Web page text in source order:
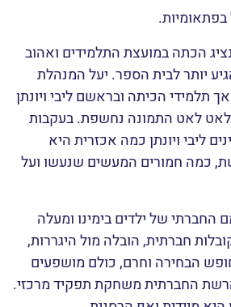
הכתה במועצת התלמידים ואהוב
יותר לבית הספר. יעל המנהלת
תלמידי הכיתה ובראשם ליבי ויונתן
לאט התמונה נחשפת. בעקבות
ליבי ויונתן כמה אכזרית היא
כמה חמורים המעשים שנעשו ועל
החברתי של ילדים בימינו ומעלה
חברתית, הובלה מול היגררות,
הבחירה וחרם, כולם מושפעים
החברתית משחקת תפקיד מרכזי.